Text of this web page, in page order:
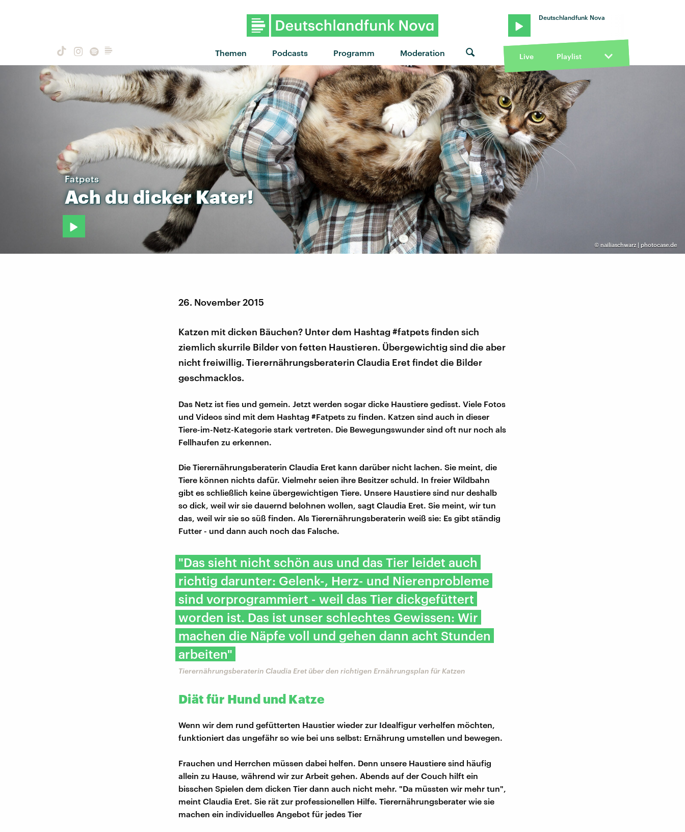
Themen Podcasts Programm Moderation
Deutschlandfunk Nova
Live Playlist
© nailiaschwarz | photocase.de
Fatpets
AchdudickerKater!
26. November 2015
Katzen mit dicken Bäuchen? Unter dem Hashtag #fatpets finden sich
ziemlich skurrile Bilder von fetten Haustieren. Übergewichtig sind die aber
nicht freiwillig. Tierernährungsberaterin Claudia Eret findet die Bilder
geschmacklos.
Das Netz ist fies und gemein. Jetzt werden sogar dicke Haustiere gedisst. Viele Fotos
und Videos sind mit dem Hashtag #Fatpets zu finden. Katzen sind auch in dieser
Tiere-im-Netz-Kategorie stark vertreten. Die Bewegungswunder sind oft nur noch als
Fellhaufen zu erkennen.
Die Tierernährungsberaterin Claudia Eret kann darüber nicht lachen. Sie meint, die
Tiere können nichts dafür. Vielmehr seien ihre Besitzer schuld. In freier Wildbahn
gibt es schließlich keine übergewichtigen Tiere. Unsere Haustiere sind nur deshalb
so dick, weil wir sie dauernd belohnen wollen, sagt Claudia Eret. Sie meint, wir tun
das, weil wir sie so süß finden. Als Tierernährungsberaterin weiß sie: Es gibt ständig
Futter - und dann auch noch das Falsche.
"Das sieht nicht schön aus und das Tier leidet auch
richtig darunter: Gelenk-, Herz- und Nierenprobleme
sind vorprogrammiert - weil das Tier dickgefüttert
worden ist. Das ist unser schlechtes Gewissen: Wir
machen die Näpfe voll und gehen dann acht Stunden
arbeiten"
Tierernährungsberaterin Claudia Eret über den richtigen Ernährungsplan für Katzen
Diät für Hund und Katze
Wenn wir dem rund gefütterten Haustier wieder zur Idealfigur verhelfen möchten,
funktioniert das ungefähr so wie bei uns selbst: Ernährung umstellen und bewegen.
Frauchen und Herrchen müssen dabei helfen. Denn unsere Haustiere sind häufig
allein zu Hause, während wir zur Arbeit gehen. Abends auf der Couch hilft ein
bisschen Spielen dem dicken Tier dann auch nicht mehr. "Da müssten wir mehr tun",
meint Claudia Eret. Sie rät zur professionellen Hilfe. Tierernährungsberater wie sie
machen ein individuelles Angebot für jedes Tier